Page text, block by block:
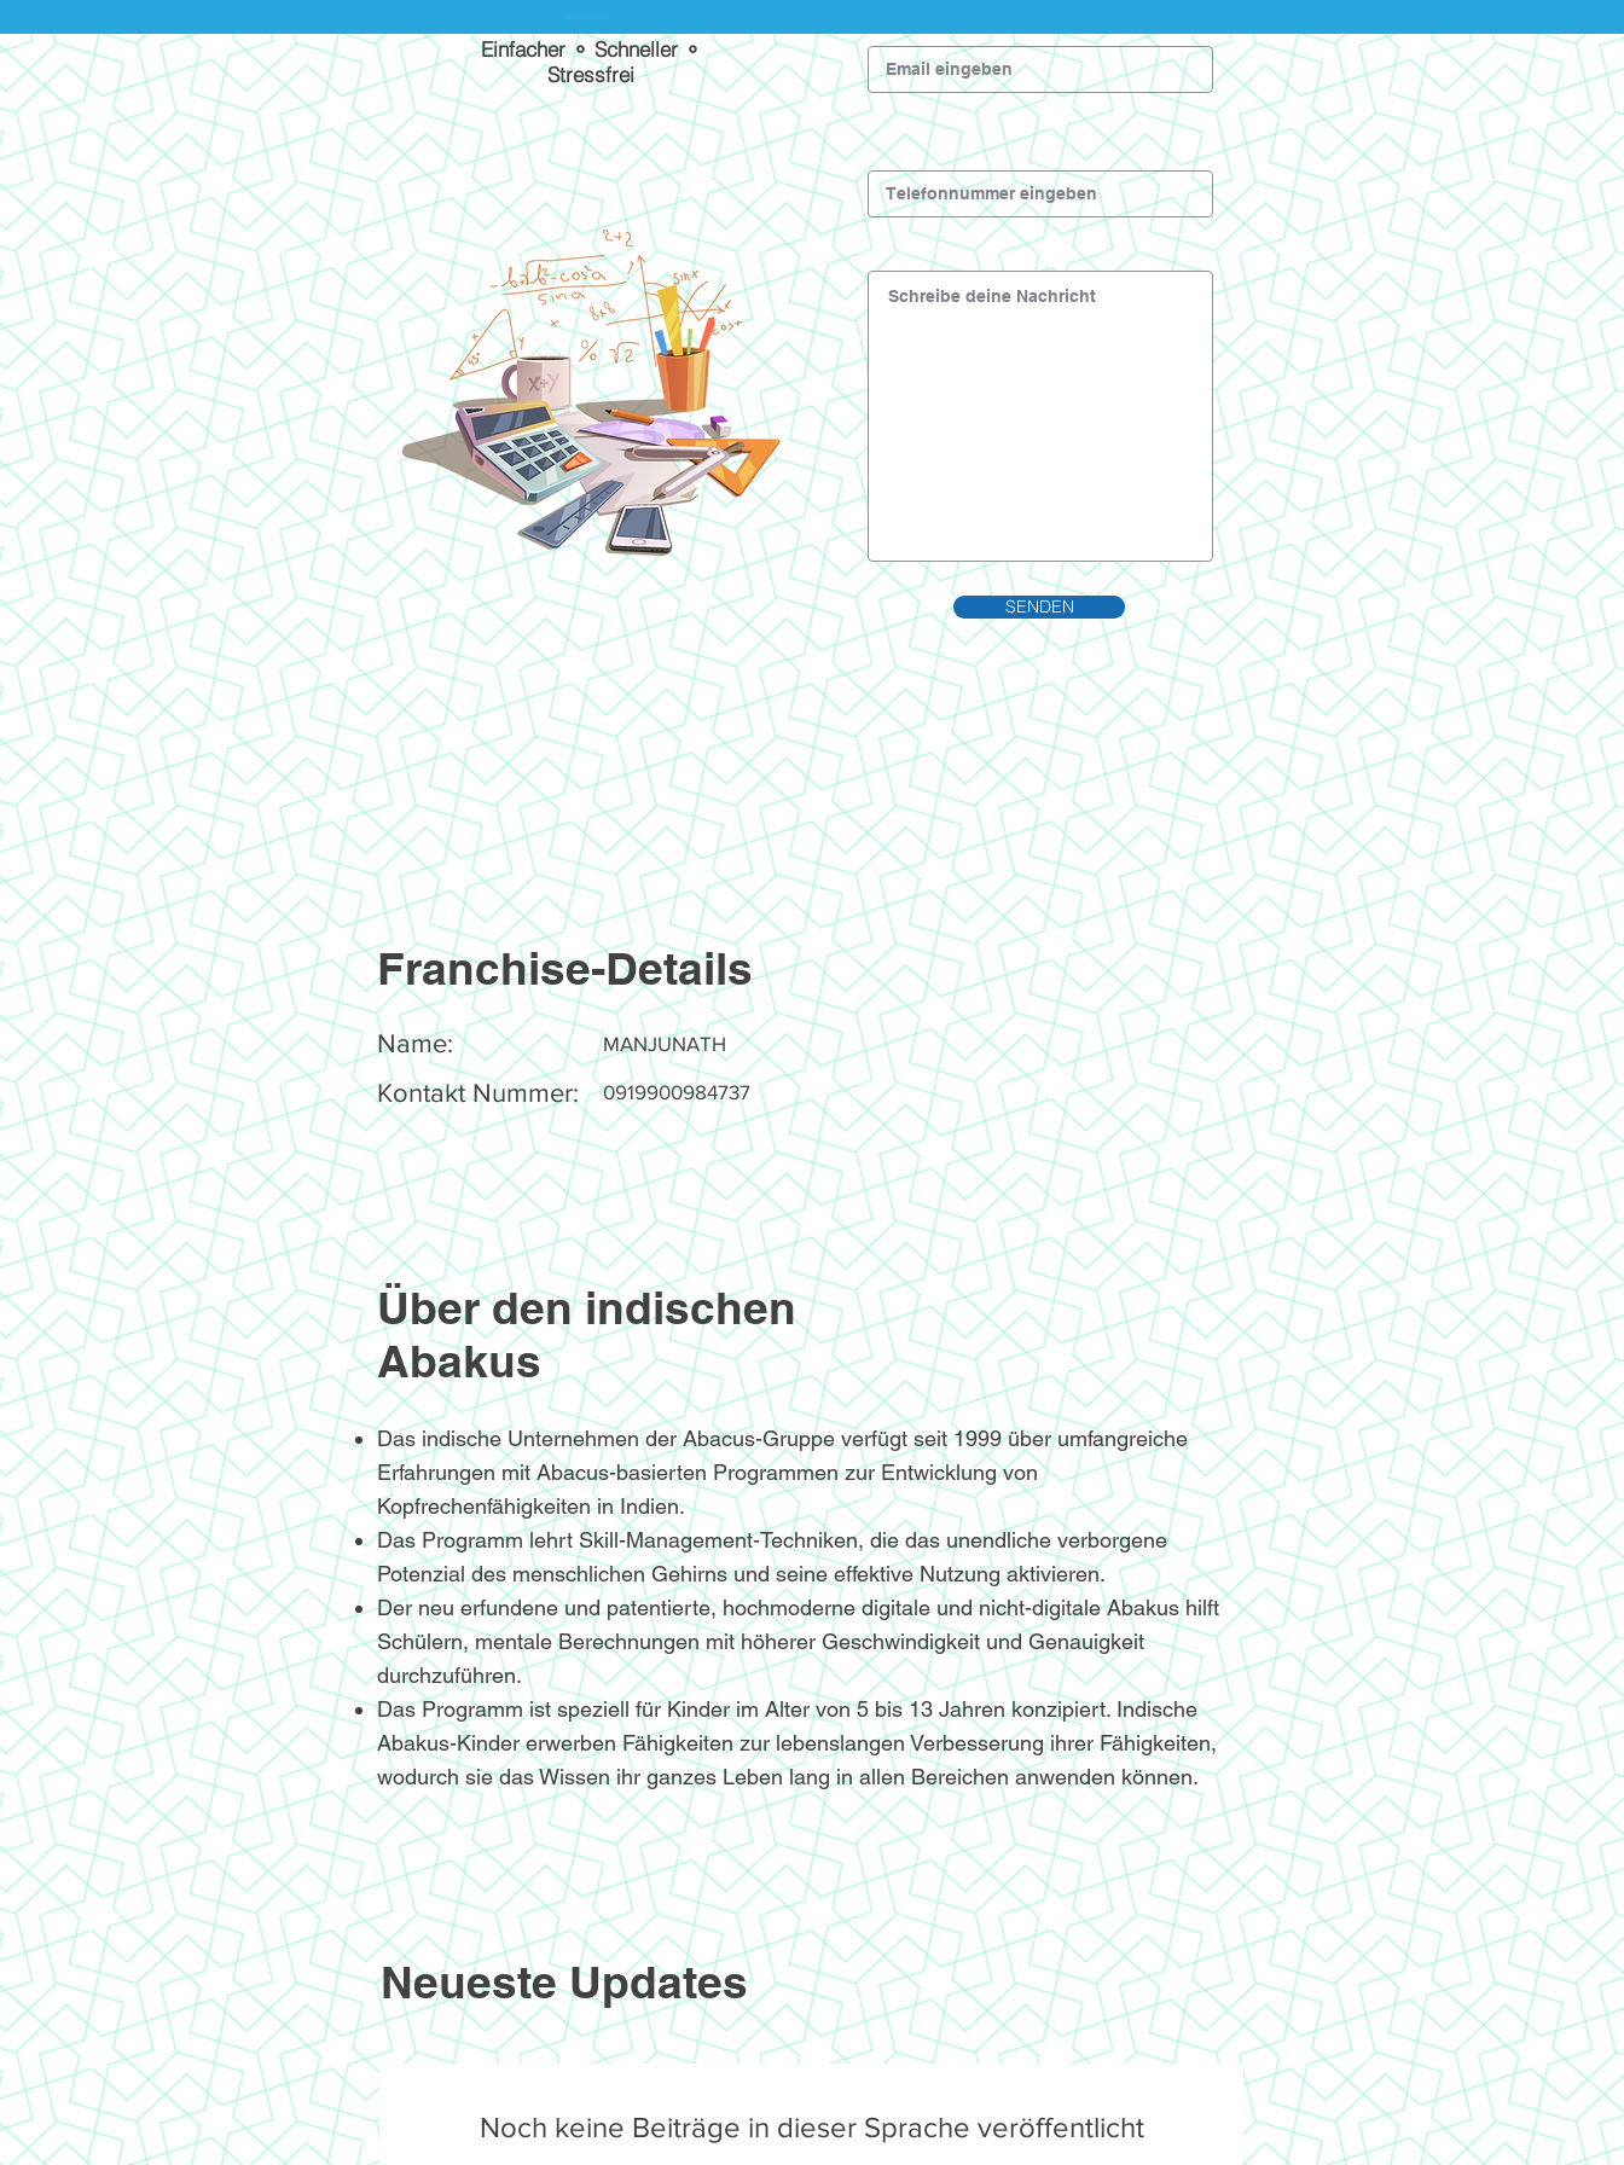
Einfacher ⚬ Schneller ⚬
Stressfrei
SENDEN
Franchise-Details
Name:
Kontakt Nummer:
MANJUNATH
0919900984737
Über den indischen
Abakus
Das indische Unternehmen der Abacus-Gruppe verfügt seit 1999 über umfangreiche
Erfahrungen mit Abacus-basierten Programmen zur Entwicklung von
Kopfrechenfähigkeiten in Indien.
Das Programm lehrt Skill-Management-Techniken, die das unendliche verborgene
Potenzial des menschlichen Gehirns und seine effektive Nutzung aktivieren.
Der neu erfundene und patentierte, hochmoderne digitale und nicht-digitale Abakus hilft
Schülern, mentale Berechnungen mit höherer Geschwindigkeit und Genauigkeit
durchzuführen.
Das Programm ist speziell für Kinder im Alter von 5 bis 13 Jahren konzipiert. Indische
Abakus-Kinder erwerben Fähigkeiten zur lebenslangen Verbesserung ihrer Fähigkeiten,
wodurch sie das Wissen ihr ganzes Leben lang in allen Bereichen anwenden können.
Neueste Updates
Noch keine Beiträge in dieser Sprache veröffentlicht